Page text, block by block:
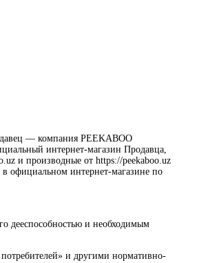
— компания PEEKABOO
интернет-магазин Продавца,
и производные от https://peekaboo.uz
официальном интернет-магазине по
дееспособностью и необходимым
и другими нормативно-